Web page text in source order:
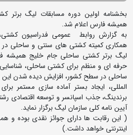
بخشنامه اولین دوره مسابقات لیگ
همیشه فارس اعلام شد.
به گزارش روابط عمومی فدراسیون
همکاری کمیته کشتی های سنتی و ساحلی در
لیگ برتر کشتی ساحلی جام خلیج همیشه
حرفه ای و منظم برای کشتی ساحلی،
ساحلی در سطح کشور، افزایش دیده شدن این
المللی، ایجاد بستر آماده سازی مستمر
برندینگ، جذب اسپانسر و توسعه اقتصادی
آیین نامه کلی سازمان لیگ برگزار نماید.
( این رقابت ها دارای جوائز نقدی بوده و
اینترنتی خواهد داشت.)